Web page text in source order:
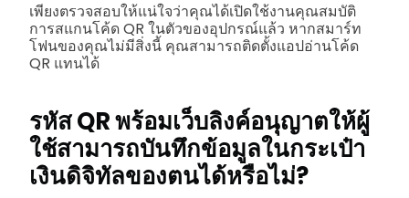
เพียงตรวจสอบให้แน่ใจว่าคุณได้เปิดใช้งานคุณสมบัติ
การสแกนโค้ด QR ในตัวของอุปกรณ์แล้ว หากสมาร์ท
โฟนของคุณไม่มีสิ่งนี้ คุณสามารถติดตั้งแอปอ่านโค้ด
QR แทนได้
รหัส QR พร้อมเว็บลิงค์อนุญาตให้ผู้
ใช้สามารถบันทึกข้อมูลในกระเป๋า
เงินดิจิทัลของตนได้หรือไม่?